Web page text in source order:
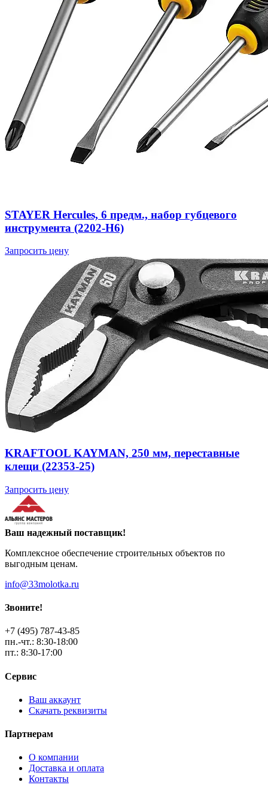
STAYER Hercules, 6 предм., набор губцевого
инструмента (2202-H6)
Запросить цену
KRAFTOOL KAYMAN, 250 мм, переставные
клещи (22353-25)
Запросить цену
Ваш надежный поставщик!
Комплексное обеспечение строительных объектов по
выгодным ценам.
info@33molotka.ru
Звоните!
+7 (495) 787-43-85
пн.-чт.: 8:30-18:00
пт.: 8:30-17:00
Сервис
Ваш аккаунт
Скачать реквизиты
Партнерам
О компании
Доставка и оплата
Контакты